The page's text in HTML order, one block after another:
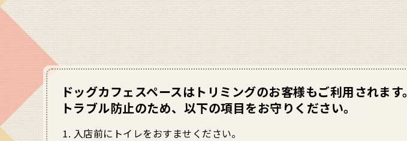
ドッグカフェスペースはトリミングのお客様もご利用されます。
トラブル防止のため、以下の項目をお守りください。
入店前にトイレをおすませください。